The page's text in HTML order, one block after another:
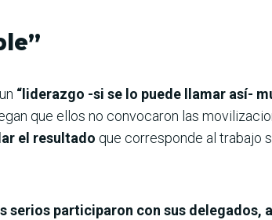
“liderazgo -si se lo puede llamar así-
que ellos no convocaron las
el resultado que corresponde al trabajo
serios participaron con sus delegados,